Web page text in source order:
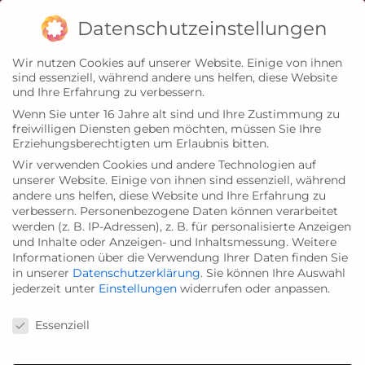
springen
Impressum Datenschutz
Datenschutzeinstellungen
Wir nutzen Cookies auf unserer Website. Einige von ihnen
sind essenziell, während andere uns helfen, diese Website
und Ihre Erfahrung zu verbessern.
Wenn Sie unter 16 Jahre alt sind und Ihre Zustimmung zu
freiwilligen Diensten geben möchten, müssen Sie Ihre
Erziehungsberechtigten um Erlaubnis bitten.
Wir verwenden Cookies und andere Technologien auf
unserer Website. Einige von ihnen sind essenziell, während
andere uns helfen, diese Website und Ihre Erfahrung zu
verbessern. Personenbezogene Daten können verarbeitet
werden (z. B. IP-Adressen), z. B. für personalisierte Anzeigen
und Inhalte oder Anzeigen- und Inhaltsmessung. Weitere
Informationen über die Verwendung Ihrer Daten finden Sie
in unserer Datenschutzerklärung. Sie können Ihre Auswahl
jederzeit unter Einstellungen widerrufen oder anpassen.
Essenziell